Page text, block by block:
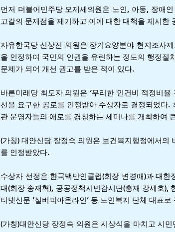
먼저 더불어민주당 오제세의원은 노인, 아동, 장애
고갈의 문제점을 제기하고 이에 대한 대책을 제시한
자유한국당 신상진 의원은 장기요양분야 현지조사
을 인정하여 국민의 인권을 유린하는 정도의 행정
문제가 되어 개선 권고를 받은 적이 있다.
바른미래당 최도자 의원은 ‘무리한 인건비 적정비
선을 요구한 공로를 인정받아 수상자로 결정되었다
관 운영자들의 애로를 경청하는 세미나를 개최하여
(가칭) 대안신당 장정숙 의원은 보건복지행정에서
를 인정받았다.
수상자 선정은 한국백만인클럽(회장 변경애)과 대
대(회장 송재혁), 공공정책시민감시단(총재 강세호),
터넷신문 ‘실버피아온라인’ 등 노인복지 단체 대표
(가칭)대안신당 장정숙 의원은 시상식을 마치고 시